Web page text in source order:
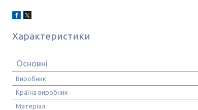
Характеристики
Основні
Виробник
Країна виробник
Матеріал